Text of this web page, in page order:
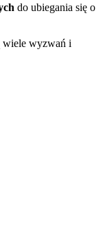
do ubiegania się o
wiele wyzwań i